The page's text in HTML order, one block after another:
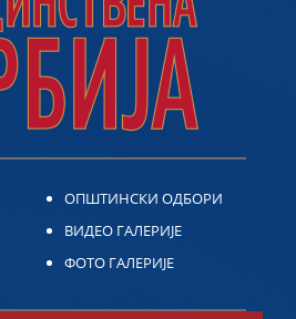
ОПШТИНСКИ ОДБОРИ
ВИДЕО ГАЛЕРИЈЕ
ФОТО ГАЛЕРИЈЕ